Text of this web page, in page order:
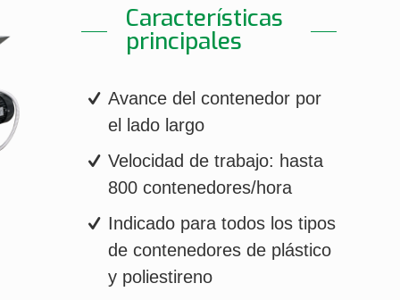
Características
principales
Avance del contenedor por
el lado largo
Velocidad de trabajo: hasta
800 contenedores/hora
Indicado para todos los tipos
de contenedores de plástico
y poliestireno